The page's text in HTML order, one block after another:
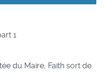
1
du Maire, Faith sort de